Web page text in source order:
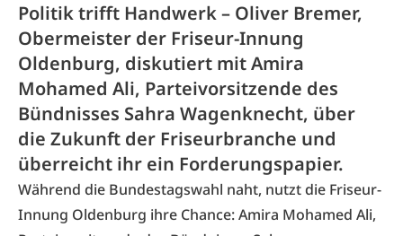
Politik trifft Handwerk – Oliver Bremer,
Obermeister der Friseur-Innung
Oldenburg, diskutiert mit Amira
Mohamed Ali, Parteivorsitzende des
Bündnisses Sahra Wagenknecht, über
die Zukunft der Friseurbranche und
überreicht ihr ein Forderungspapier.
Während die Bundestagswahl naht, nutzt die Friseur-
Innung Oldenburg ihre Chance: Amira Mohamed Ali,